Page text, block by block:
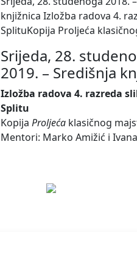
knjižnica Izložba radova 4.
SplituKopija Proljeća
Srijeda, 28.
2019. – Središnja
Izložba radova 4. razreda
Splitu
Kopija Proljeća klasičnog
Mentori: Marko Amižić i